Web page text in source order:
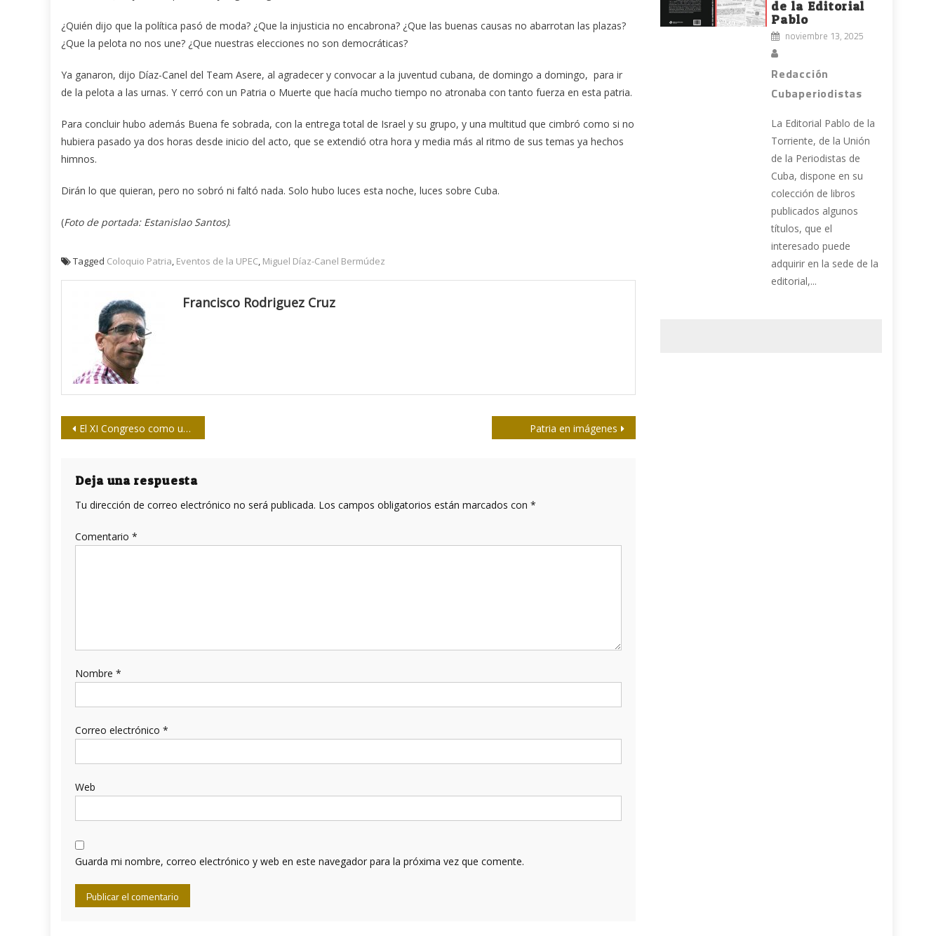
¿Quién dijo que la política pasó de moda? ¿Que la injusticia no encabrona? ¿Que las buenas causas no abarrotan las plazas?
¿Que la pelota no nos une? ¿Que nuestras elecciones no son democráticas?
Ya ganaron, dijo Díaz-Canel del Team Asere, al agradecer y convocar a la juventud cubana, de domingo a domingo, para ir
de la pelota a las urnas. Y cerró con un Patria o Muerte que hacía mucho tiempo no atronaba con tanto fuerza en esta patria.
Para concluir hubo además Buena fe sobrada, con la entrega total de Israel y su grupo, y una multitud que cimbró como si no
hubiera pasado ya dos horas desde inicio del acto, que se extendió otra hora y media más al ritmo de sus temas ya hechos
himnos.
Dirán lo que quieran, pero no sobró ni faltó nada. Solo hubo luces esta noche, luces sobre Cuba.
(Foto de portada: Estanislao Santos).
Tagged Coloquio Patria, Eventos de la UPEC, Miguel Díaz-Canel Bermúdez
Francisco Rodriguez Cruz
Navegación
entradas
El XI Congreso como una clase de periodismo Patria en imágenes
Deja una respuesta
Tu dirección de correo electrónico no será publicada. Los campos obligatorios están marcados con *
Comentario *
Nombre *
Correo electrónico *
Web
Guarda mi nombre, correo electrónico y web en este navegador para la próxima vez que comente.
de la Editorial
Pablo
noviembre 13, 2025
Redacción
Cubaperiodistas
La Editorial Pablo de la
Torriente, de la Unión
de la Periodistas de
Cuba, dispone en su
colección de libros
publicados algunos
títulos, que el
interesado puede
adquirir en la sede de la
editorial,...